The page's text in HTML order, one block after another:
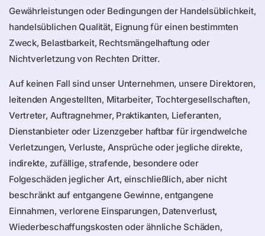
Gewährleistungen oder Bedingungen der Handelsüblichkeit,
handelsüblichen Qualität, Eignung für einen bestimmten
Zweck, Belastbarkeit, Rechtsmängelhaftung oder
Nichtverletzung von Rechten Dritter.
Auf keinen Fall sind unser Unternehmen, unsere Direktoren,
leitenden Angestellten, Mitarbeiter, Tochtergesellschaften,
Vertreter, Auftragnehmer, Praktikanten, Lieferanten,
Dienstanbieter oder Lizenzgeber haftbar für irgendwelche
Verletzungen, Verluste, Ansprüche oder jegliche direkte,
indirekte, zufällige, strafende, besondere oder
Folgeschäden jeglicher Art, einschließlich, aber nicht
beschränkt auf entgangene Gewinne, entgangene
Einnahmen, verlorene Einsparungen, Datenverlust,
Wiederbeschaffungskosten oder ähnliche Schäden,